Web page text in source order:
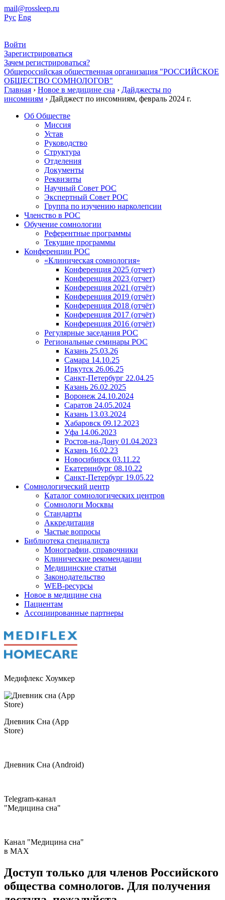
mail@rossleep.ru
Рус Eng
Войти
Зарегистрироваться
Зачем регистрироваться?
Общероссийская общественная организация "РОССИЙСКОЕ
ОБЩЕСТВО СОМНОЛОГОВ"
Главная › Новое в медицине сна › Дайджесты по
инсомниям › Дайджест по инсомниям, февраль 2024 г.
Об Обществе
Миссия
Устав
Руководство
Структура
Отделения
Документы
Реквизиты
Научный Совет РОС
Экспертный Совет РОС
Группа по изучению нарколепсии
Членство в РОС
Обучение сомнологии
Референтные программы
Текущие программы
Конференции РОС
«Клиническая сомнология»
Конференция 2025 (отчет)
Конференция 2023 (отчет)
Конференция 2021 (отчёт)
Конференция 2019 (отчёт)
Конференция 2018 (отчёт)
Конференция 2017 (отчёт)
Конференция 2016 (отчёт)
Регулярные заседания РОС
Региональные семинары РОС
Казань 25.03.26
Самара 14.10.25
Иркутск 26.06.25
Санкт-Петербург 22.04.25
Казань 26.02.2025
Воронеж 24.10.2024
Саратов 24.05.2024
Казань 13.03.2024
Хабаровск 09.12.2023
Уфа 14.06.2023
Ростов-на-Дону 01.04.2023
Казань 16.02.23
Новосибирск 03.11.22
Екатеринбург 08.10.22
Санкт-Петербург 19.05.22
Сомнологический центр
Каталог сомнологических центров
Сомнологи Москвы
Стандарты
Аккредитация
Частые вопросы
Библиотека специалиста
Монографии, справочники
Клинические рекомендации
Медицинские статьи
Законодательство
WEB-ресурсы
Новое в медицине сна
Пациентам
Ассоциированные партнеры
Медифлекс Хоумкер
Дневник Сна (App
Store)
Дневник Сна (Android)
Telegram-канал
"Медицина сна"
Канал "Медицина сна"
в МAX
Доступ только для членов Российского
общества сомнологов. Для получения